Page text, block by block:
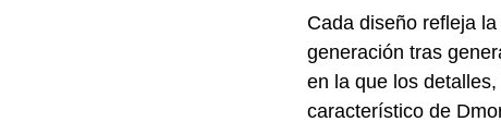
Cada diseño refleja
generación tras
en la que los
característico de